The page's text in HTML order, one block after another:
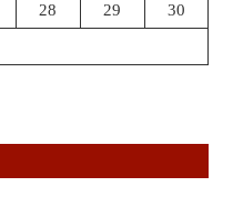
28 29 30